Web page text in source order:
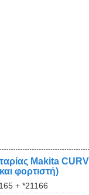
Makita
φορτιστή)
+ *21166